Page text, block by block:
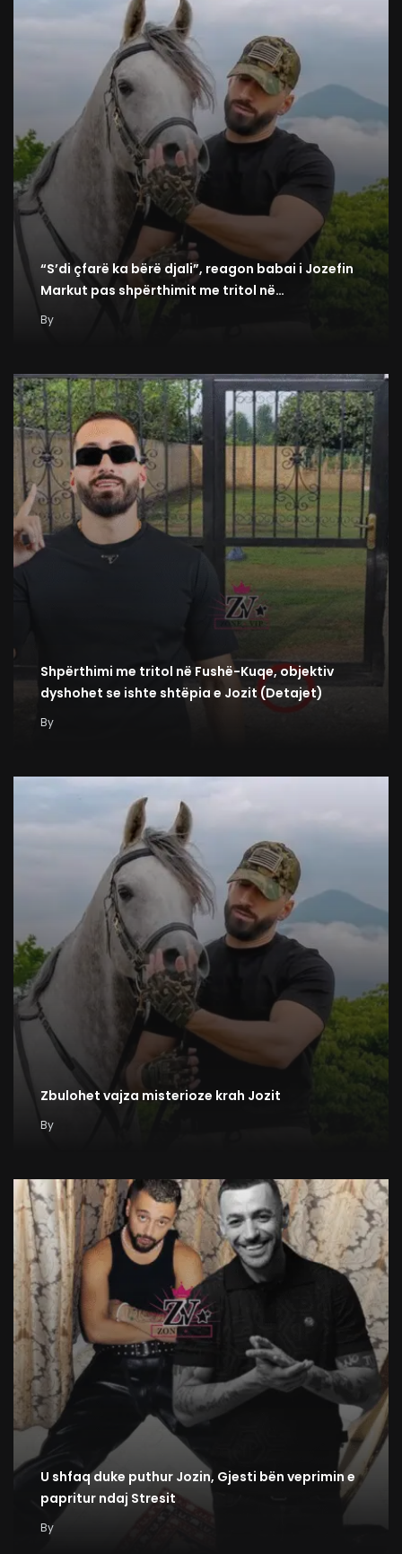
“S’di çfarë ka bërë djali”, reagon babai i Jozefin
Markut pas shpërthimit me tritol në…
By
Shpërthimi me tritol në Fushë-Kuqe, objektiv
dyshohet se ishte shtëpia e Jozit (Detajet)
By
Zbulohet vajza misterioze krah Jozit
By
U shfaq duke puthur Jozin, Gjesti bën veprimin e
papritur ndaj Stresit
By